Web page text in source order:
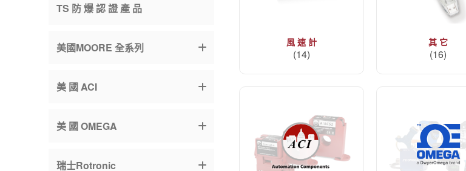
風 速 計
(14)
其 它
(16)
TS 防 爆 認 證 產 品
美國MOORE 全系列
美 國 ACI
美 國 OMEGA
瑞士Rotronic